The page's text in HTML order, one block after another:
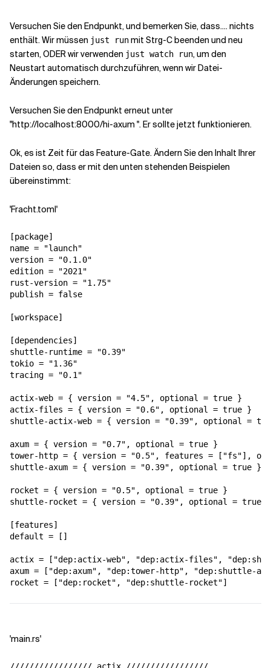
Versuchen Sie den Endpunkt, und bemerken Sie, dass.... nichts
enthält. Wir müssen just runmit Strg-C beenden und neu
starten, ODER wir verwenden just watch run, um den
Neustart automatisch durchzuführen, wenn wir Datei-
Änderungen speichern.
Versuchen Sie den Endpunkt erneut unter
"http://localhost:8000/hi-axum ". Er sollte jetzt funktionieren.
Ok, es ist Zeit für das Feature-Gate. Ändern Sie den Inhalt Ihrer
Dateien so, dass er mit den unten stehenden Beispielen
übereinstimmt:
'Fracht.toml'
[package]
name = "launch"
version = "0.1.0"
edition = "2021"
rust-version = "1.75"
publish = false
[workspace]
[dependencies]
shuttle-runtime = "0.39"
tokio = "1.36"
tracing = "0.1"
actix-web = { version = "4.5", optional = true }
actix-files = { version = "0.6", optional = true }
shuttle-actix-web = { version = "0.39", optional =
axum = { version = "0.7", optional = true }
tower-http = { version = "0.5", features = ["fs"],
shuttle-axum = { version = "0.39", optional = true }
rocket = { version = "0.5", optional = true }
shuttle-rocket = { version = "0.39", optional = true }
[features]
default = []
actix = ["dep:actix-web", "dep:actix-files",
axum = ["dep:axum", "dep:tower-http", "dep:shuttle-
rocket = ["dep:rocket", "dep:shuttle-rocket"]
'main.rs'